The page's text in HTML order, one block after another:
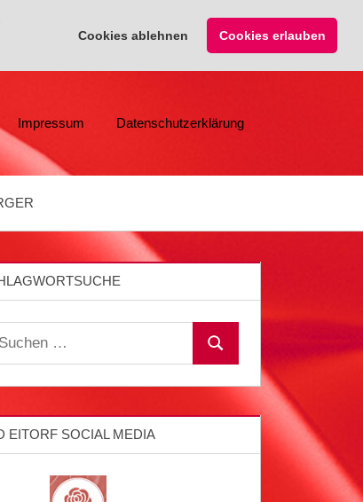
Cookies ablehnen Cookies erlauben
Impressum Datenschutzerklärung
Suchen
EITORF SOCIAL MEDIA